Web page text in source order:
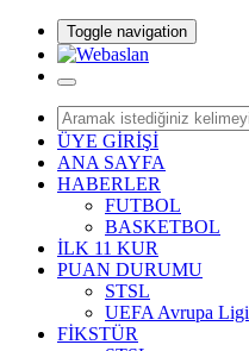
Toggle navigation
ÜYE GİRİŞİ
ANA SAYFA
HABERLER
FUTBOL
BASKETBOL
İLK 11 KUR
PUAN DURUMU
STSL
UEFA Avrupa Ligi
FİKSTÜR